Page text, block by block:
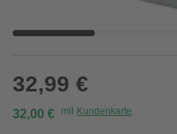
32,99 €
32,00 € mit Kundenkarte